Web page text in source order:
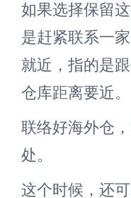
如果选择保留
是赶紧联系一
就近，指的是
仓库距离要近。
联络好海外仓
处。
这个时候，还